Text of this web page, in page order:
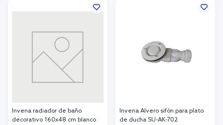
Invena radiador de baño
decorativo 160x48 cm blanco
Invena Alvero sifón para plato
de ducha SU-AK-702